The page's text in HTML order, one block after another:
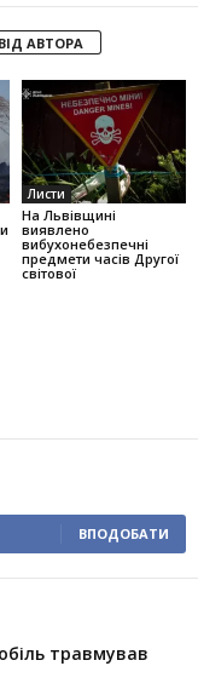
АВТОРА
Листи
На Львівщині
виявлено
вибухонебезпечні
предмети часів Другої
світової
ВПОДОБАТИ
травмував